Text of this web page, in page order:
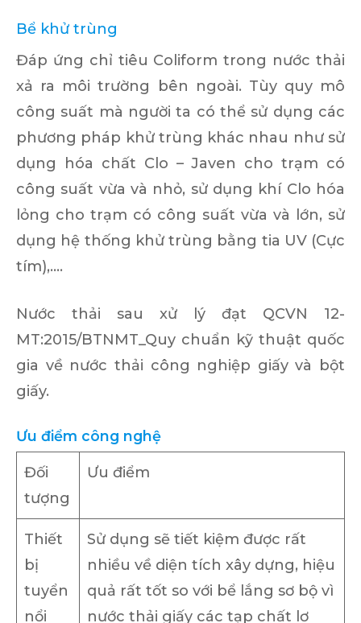
Bể khử trùng
Đáp ứng chỉ tiêu Coliform trong nước thải
xả ra môi trường bên ngoài. Tùy quy mô
công suất mà người ta có thể sử dụng các
phương pháp khử trùng khác nhau như sử
dụng hóa chất Clo – Javen cho trạm có
công suất vừa và nhỏ, sử dụng khí Clo hóa
lỏng cho trạm có công suất vừa và lớn, sử
dụng hệ thống khử trùng bằng tia UV (Cực
tím),….
Nước thải sau xử lý đạt QCVN 12-
MT:2015/BTNMT_Quy chuẩn kỹ thuật quốc
gia về nước thải công nghiệp giấy và bột
giấy.
Ưu điểm công nghệ
Đối
tượng
Ưu điểm
Thiết
bị
tuyển
nổi
Sử dụng sẽ tiết kiệm được rất
nhiều về diện tích xây dựng, hiệu
quả rất tốt so với bể lắng sơ bộ vì
nước thải giấy các tạp chất lơ